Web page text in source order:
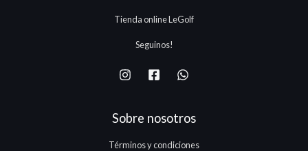
Tienda online LeGolf
Seguinos!
Sobre nosotros
Términos y condiciones